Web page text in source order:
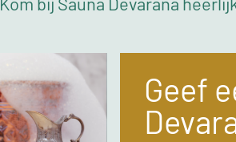
Geef